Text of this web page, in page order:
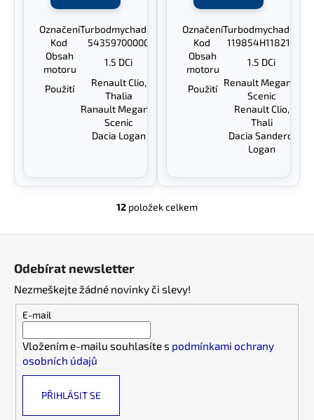
OznačeníTurbodmychadlo
Kod
54359700000
Obsah
motoru
1.5 DCi
Použití
Renault Clio,
Thalia
Ranault Megane,
Scenic
Dacia Logan
OznačeníTurbodmychadlo
Kod
119854H118218
Obsah
motoru
1.5 DCi
Použití
Renault Megane,
Scenic
Renault Clio,
Thali
Dacia Sandero,
Logan
O
a
c
r
12 položek celkem
Odebírat newsletter
Nezmeškejte žádné novinky či slevy!
E-mail
Vložením e-mailu souhlasíte s podmínkami ochrany
osobních údajů
PŘIHLÁSIT SE